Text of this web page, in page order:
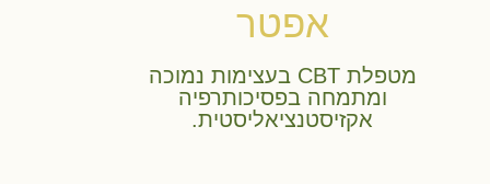
אפטר
מטפלת CBT בעצימות נמוכה
ומתמחה בפסיכותרפיה
אקזיסטנציאליסטית.